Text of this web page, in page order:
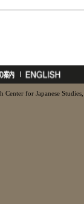
for Japanese